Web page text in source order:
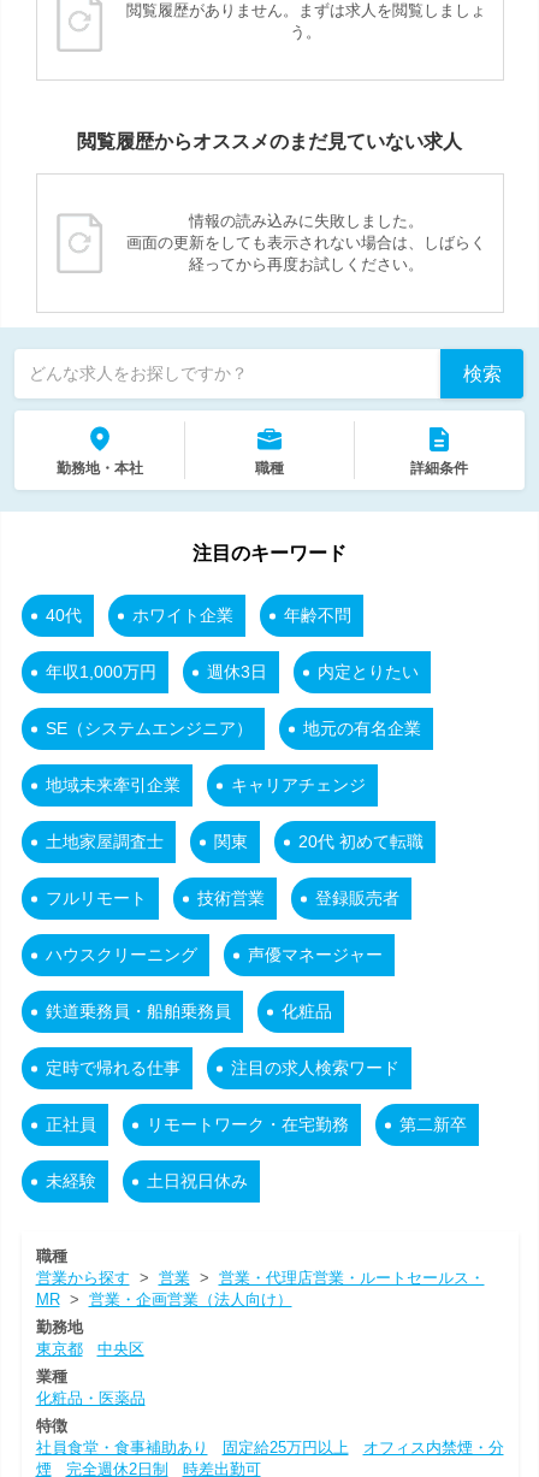
閲覧履歴がありません。まずは求人を閲覧しましょ
う。
閲覧履歴からオススメのまだ見ていない求人
情報の読み込みに失敗しました。
画面の更新をしても表示されない場合は、しばらく
経ってから再度お試しください。
どんな求人をお探しですか？ 検索
勤務地・本社 職種 詳細条件
注目のキーワード
40代 ホワイト企業 年齢不問
年収1,000万円 週休3日 内定とりたい
SE（システムエンジニア） 地元の有名企業
地域未来牽引企業 キャリアチェンジ
土地家屋調査士 関東 20代 初めて転職
フルリモート 技術営業 登録販売者
ハウスクリーニング 声優マネージャー
鉄道乗務員・船舶乗務員 化粧品
定時で帰れる仕事 注目の求人検索ワード
正社員 リモートワーク・在宅勤務 第二新卒
未経験 土日祝日休み
職種
営業から探す > 営業> 営業・代理店営業・ルートセールス・
MR> 営業・企画営業（法人向け）
勤務地
東京都
中央区
業種
化粧品・医薬品
特徴
社員食堂・食事補助あり
固定給25万円以上
オフィス内禁煙・分
煙
完全週休2日制 時差出勤可